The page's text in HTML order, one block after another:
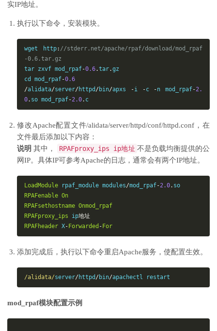
实IP地址。
执行以下命令，安装模块。
wget http: //stderr.net/apache/rpaf/download/mod_rpaf
-0.6.tar.gz
tar zxvf mod_rpaf-0.6.tar.gz
cd mod_rpaf-0.6
/alidata/server/httpd /bin/apxs -i -c -n mod_rpaf-2.
0. so mod_rpaf-2.0. c
修改Apache配置文件/alidata/server/httpd/conf/httpd.conf ，在
文件最后添加以下内容：
说明 其中， RPAFproxy_ips ip地址 不是负载均衡提供的公
网IP。具体IP可参考Apache的日志，通常会有两个IP地址。
LoadModule rpaf_module modules/mod_rpaf-2.0. so
RPAFenable On
RPAFsethostname Onmod_rpaf
RPAFproxy_ips
ip地址
RPAFheader X-Forwarded -For
添加完成后，执行以下命令重启Apache服务，使配置生效。
/alidata/server/httpd /bin/apachectl restart
mod_rpaf模块配置示例